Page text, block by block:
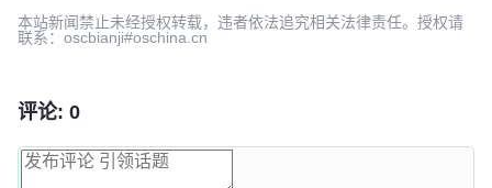
本站新闻禁止未经授权转载，违者依法追究相关法律责任。授权请
联系：oscbianji#oschina.cn
评论: 0